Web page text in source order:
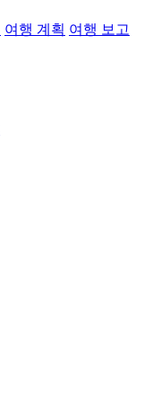
여행 계획 여행 보고